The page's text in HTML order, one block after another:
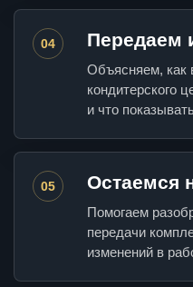
04 Передаем
Объясняем, как
кондитерского
и что
05 Остаемся
Помогаем
передачи
изменений в